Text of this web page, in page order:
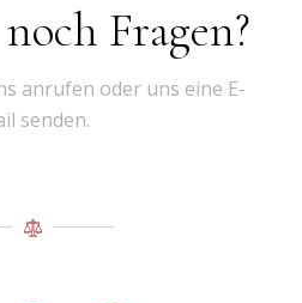
Fragen?
anrufen oder uns eine E-
senden.